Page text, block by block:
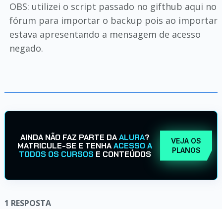
OBS: utilizei o script passado no gifthub aqui no
fórum para importar o backup pois ao importar
estava apresentando a mensagem de acesso
negado.
AINDA NÃO FAZ PARTE DAALURA?
MATRICULE-SE E TENHAACESSO A
TODOS OS CURSOS E CONTEÚDOS
VEJA OS
PLANOS
1 RESPOSTA